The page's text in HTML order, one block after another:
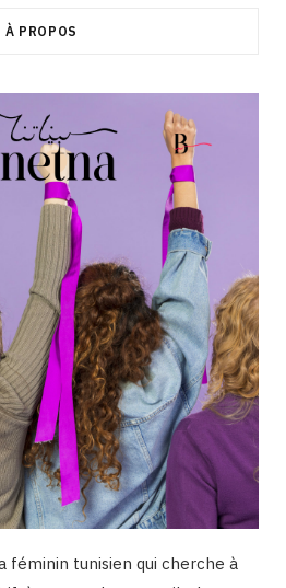
a
g
u
b
e
e
d
I
o
À PROPOS
féminin tunisien qui cherche à